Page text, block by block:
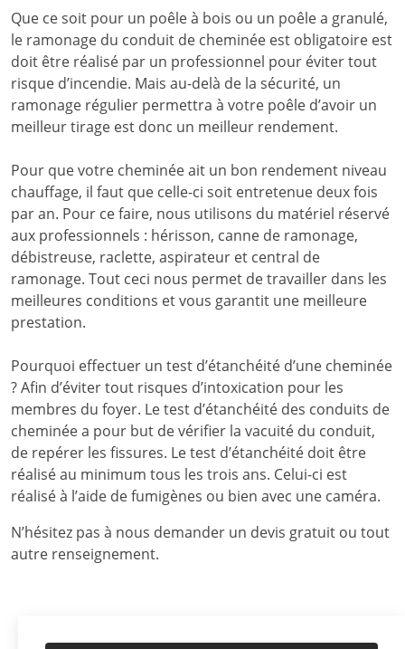
Que ce soit pour un poêle à bois ou un poêle a granulé,
le ramonage du conduit de cheminée est obligatoire est
doit être réalisé par un professionnel pour éviter tout
risque d’incendie. Mais au-delà de la sécurité, un
ramonage régulier permettra à votre poêle d’avoir un
meilleur tirage est donc un meilleur rendement.
Pour que votre cheminée ait un bon rendement niveau
chauffage, il faut que celle-ci soit entretenue deux fois
par an. Pour ce faire, nous utilisons du matériel réservé
aux professionnels : hérisson, canne de ramonage,
débistreuse, raclette, aspirateur et central de
ramonage. Tout ceci nous permet de travailler dans les
meilleures conditions et vous garantit une meilleure
prestation.
Pourquoi effectuer un test d’étanchéité d’une cheminée
? Afin d’éviter tout risques d’intoxication pour les
membres du foyer. Le test d’étanchéité des conduits de
cheminée a pour but de vérifier la vacuité du conduit,
de repérer les fissures. Le test d’étanchéité doit être
réalisé au minimum tous les trois ans. Celui-ci est
réalisé à l’aide de fumigènes ou bien avec une caméra.
N’hésitez pas à nous demander un devis gratuit ou tout
autre renseignement.